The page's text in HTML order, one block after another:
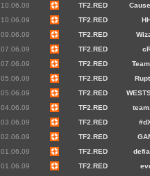
10.06.09
TF2.RED
10.06.09
TF2.RED
09.06.09
TF2.RED
07.06.09
TF2.RED
07.06.09
TF2.RED
05.06.09
TF2.RED
05.06.09
TF2.RED
04.06.09
TF2.RED
03.06.09
TF2.RED
02.06.09
TF2.RED
01.06.09
TF2.RED
01.06.09
TF2.RED